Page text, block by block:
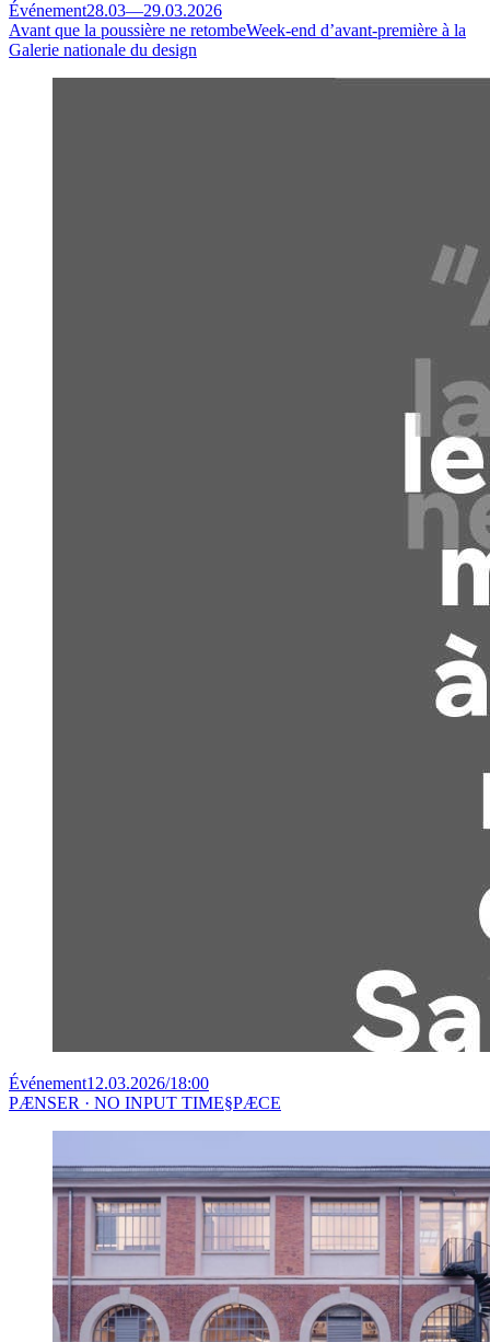
Événement28.03—29.03.2026
Avant que la poussière ne retombeWeek-end d’avant-première à la
Galerie nationale du design
Événement12.03.2026/18:00
PÆNSER · NO INPUT TIME§PÆCE